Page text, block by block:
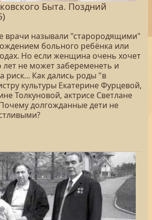
Быта. Поздний
врачи называли "старородящими"
больного ребёнка или
Но если женщина очень хочет
лет не может забеременеть и
риск... Как дались роды "в
культуры Екатерине Фурцевой,
Толкуновой, актрисе Светлане
долгожданные дети не